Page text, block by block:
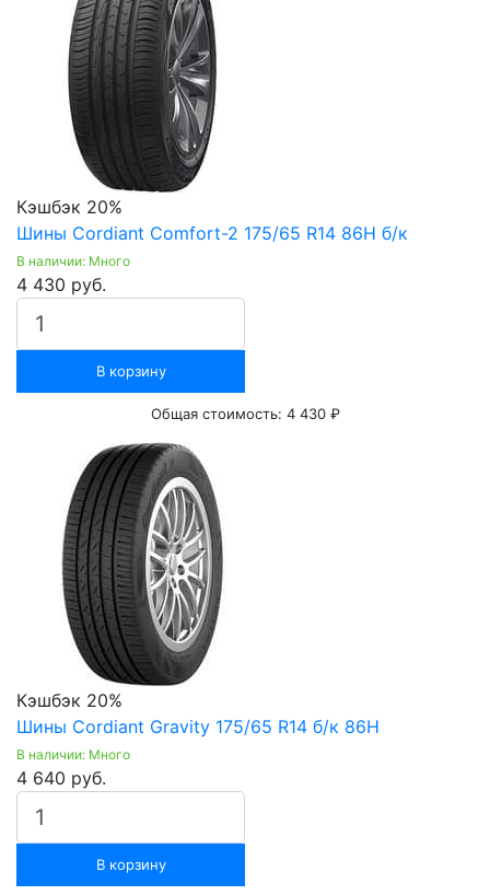
Кэшбэк 20%
Шины Cordiant Comfort-2 175/65 R14 86H б/к
В наличии: Много
4 430 руб.
В корзину
Общая стоимость: 4 430 ₽
Кэшбэк 20%
Шины Cordiant Gravity 175/65 R14 б/к 86H
В наличии: Много
4 640 руб.
В корзину